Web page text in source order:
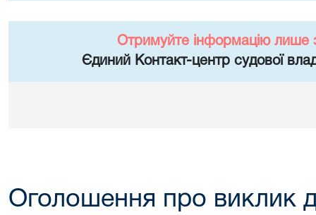
Отримуйте інформацію лише
Єдиний Контакт-центр судової
Оголошення про виклик